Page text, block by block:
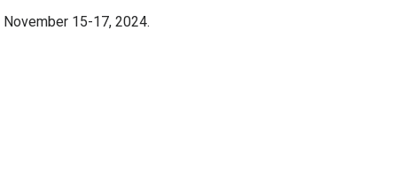
November 15-17, 2024.